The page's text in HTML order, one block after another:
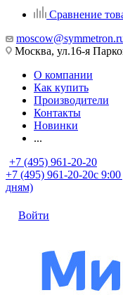
Сравнение
Москва, ул.16-я
О компании
Как купить
Производители
Контакты
Новинки
...
+7 (495) 961-20-20
+7 (495) 961-20-20с
дням)
Войти